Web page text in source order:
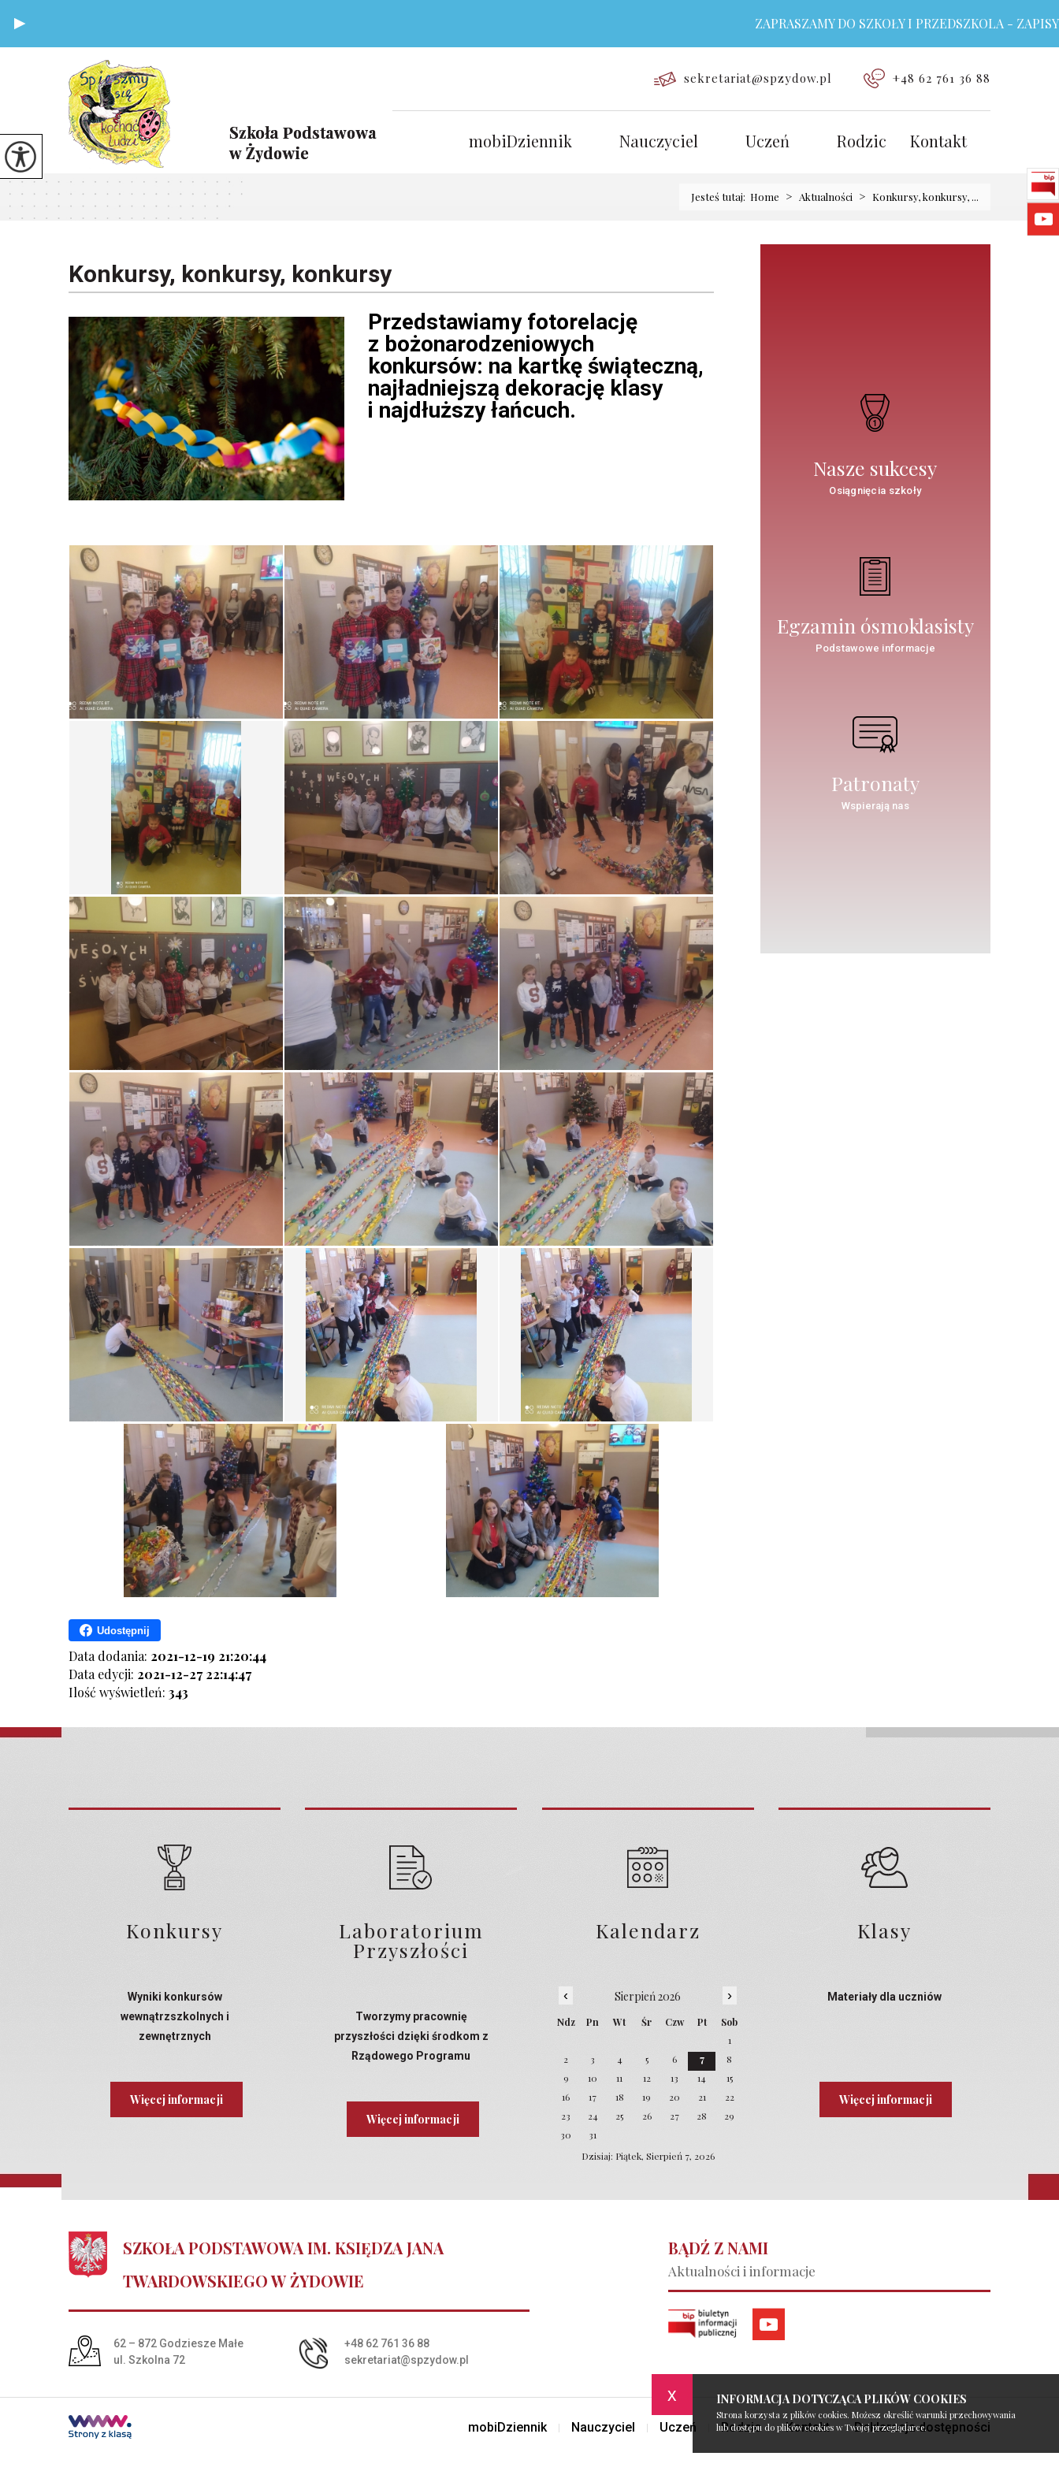
x INFORMACJA DOTYCZĄCA PLIKÓW COOKIES
Strona korzysta z plików cookies. Możesz określić warunki przechowywania
lub dostępu do plików cookies w Twojej przeglądarce.
ZAPRASZAMY DO SZKOŁY I PRZEDSZKOLA - ZAPISY
sekretariat@spzydow.pl +48 62 761 36 88
mobiDziennik Nauczyciel Uczeń Rodzic Kontakt
Jesteś tutaj: Home > Aktualności > Konkursy, konkursy, ...
Konkursy, konkursy, konkursy
Przedstawiamy fotorelację
z bożonarodzeniowych
konkursów: na kartkę świąteczną,
najładniejszą dekorację klasy
i najdłuższy łańcuch.
Udostępnij
Data dodania: 2021-12-19 21:20:44
Data edycji: 2021-12-27 22:14:47
Ilość wyświetleń: 343
Nasze sukcesy
Osiągnięcia szkoły
Egzamin ósmoklasisty
Podstawowe informacje
Patronaty
Wspierają nas
Konkursy
Wyniki konkursów
wewnątrzszkolnych i
zewnętrznych
Więcej informacji
Laboratorium
Przyszłości
Tworzymy pracownię
przyszłości dzięki środkom z
Rządowego Programu
Więcej informacji
Kalendarz
‹ Sierpień 2026 ›
Ndz Pn Wt Śr Czw Pt
Sob
1
2
3 4 5 6 7
8
9
10 11 12 13 14
15
16
17 18 19 20 21
22
23
24 25 26 27 28
29
30
31
Dzisiaj: Piątek, Sierpień 7, 2026
Klasy
Materiały dla uczniów
Więcej informacji
SZKOŁA PODSTAWOWA IM. KSIĘDZA JANA
TWARDOWSKIEGO W ŻYDOWIE
Adres pocztowy:
62 – 872 Godziesze Małe
ul. Szkolna 72
+48 62 761 36 88
sekretariat@spzydow.pl
BĄDŹ Z NAMI
Aktualności i informacje
mobiDziennik Nauczyciel Uczeń Rodzic Kontakt Deklaracja dostępności